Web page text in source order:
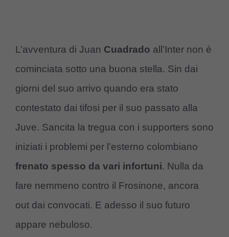
L’avventura di Juan Cuadrado all’Inter non è
cominciata sotto una buona stella. Sin dai
giorni del suo arrivo quando era stato
contestato dai tifosi per il suo passato alla
Juve. Sancita la tregua con i supporters sono
iniziati i problemi per l’esterno colombiano
frenato spesso da vari infortuni. Nulla da
fare nemmeno contro il Frosinone, ancora
out dai convocati. E adesso il suo futuro
appare nebuloso.